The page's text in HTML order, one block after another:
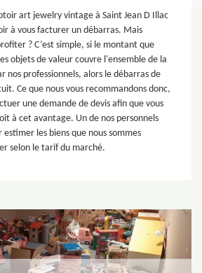
art jewelry vintage à Saint Jean D Illac
à vous facturer un débarras. Mais
? C’est simple, si le montant que
objets de valeur couvre l'ensemble de la
nos professionnels, alors le débarras de
Ce que nous vous recommandons donc,
une demande de devis afin que vous
à cet avantage. Un de nos personnels
estimer les biens que nous sommes
selon le tarif du marché.